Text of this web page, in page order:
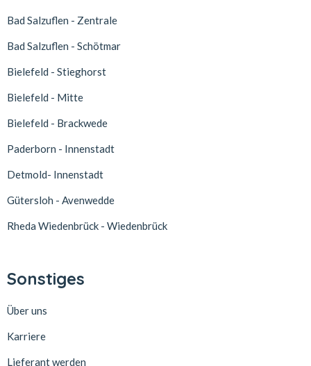
Bad Salzuflen - Zentrale
Bad Salzuflen - Schötmar
Bielefeld - Stieghorst
Bielefeld - Mitte
Bielefeld - Brackwede
Paderborn - Innenstadt
Detmold- Innenstadt
Gütersloh - Avenwedde
Rheda Wiedenbrück - Wiedenbrück
Sonstiges
Über uns
Karriere
Lieferant werden